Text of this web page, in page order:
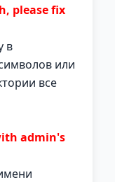
please fix
в
или
все
admin's